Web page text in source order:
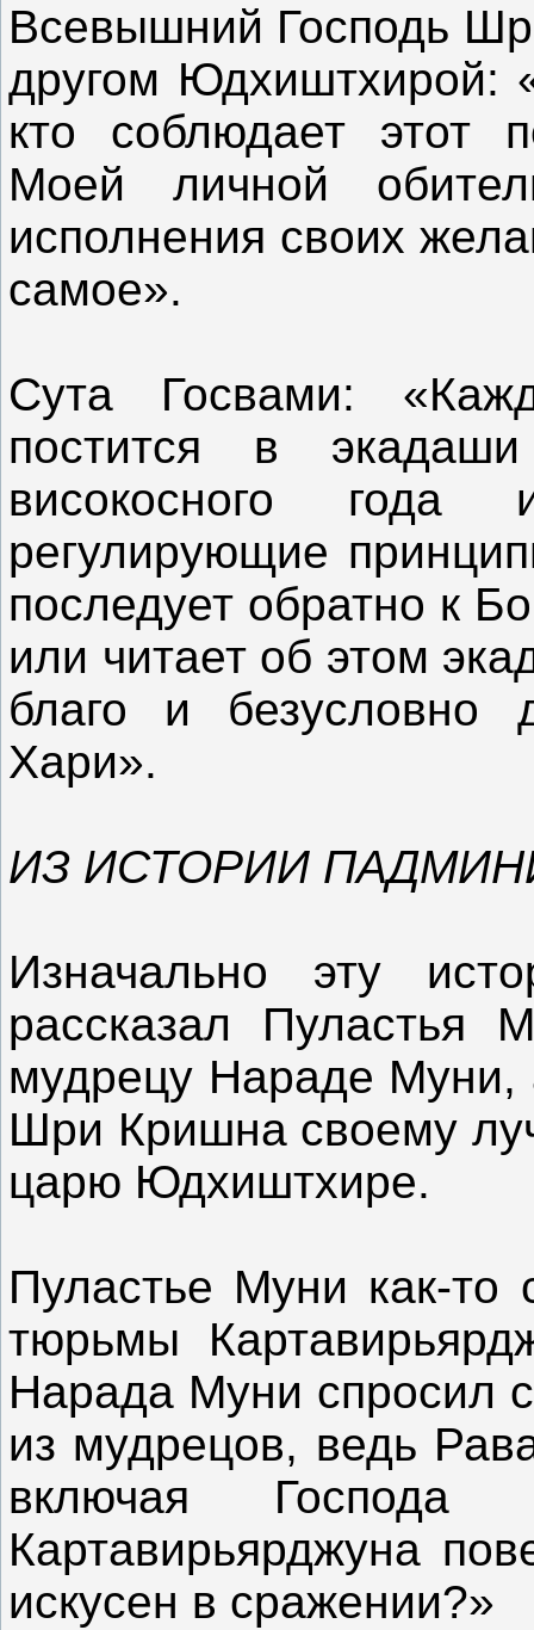
Всевышний Господь
другом Юдхиштхирой:
кто соблюдает этот
Моей личной
исполнения своих
самое».
Сута Госвами:
постится в экадаши
високосного года
регулирующие
последует обратно к
или читает об этом
благо и безусловно
Хари».
ИЗ ИСТОРИИ
Изначально эту
рассказал Пуластья
мудрецу Нараде Муни,
Шри Кришна своему
царю Юдхиштхире.
Пуластье Муни как-то
тюрьмы
Нарада Муни спросил
из мудрецов, ведь
включая
Картавирьярджуна
искусен в сражении?»